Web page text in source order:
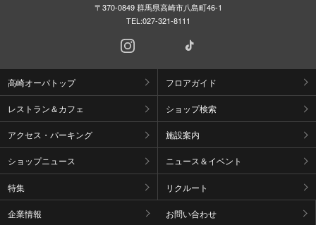
〒370-0849 群馬県高崎市八島町46-1
TEL:027-321-8111
高崎オーパトップ フロアガイド
レストラン＆カフェ ショップ検索
アクセス・パーキング 施設案内
ショップニュース ニュース＆イベント
特集 リクルート
企業情報 お問い合わせ